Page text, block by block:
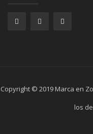
Copyright © 2019 Marca en
los